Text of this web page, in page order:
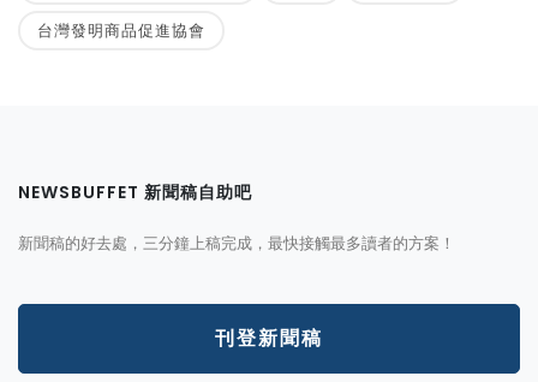
台灣發明商品促進協會
NEWSBUFFET 新聞稿自助吧
新聞稿的好去處，三分鐘上稿完成，最快接觸最多讀者的方案！
刊登新聞稿